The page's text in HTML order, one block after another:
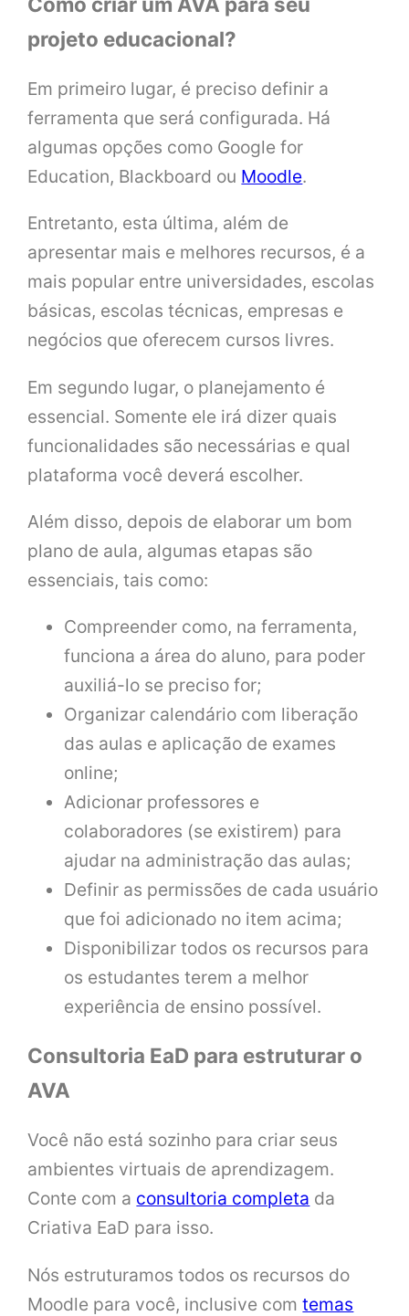
projeto educacional?
Em primeiro lugar, é preciso definir a
ferramenta que será configurada. Há
algumas opções como Google for
Education, Blackboard ou Moodle.
Entretanto, esta última, além de
apresentar mais e melhores recursos, é a
mais popular entre universidades, escolas
básicas, escolas técnicas, empresas e
negócios que oferecem cursos livres.
Em segundo lugar, o planejamento é
essencial. Somente ele irá dizer quais
funcionalidades são necessárias e qual
plataforma você deverá escolher.
Além disso, depois de elaborar um bom
plano de aula, algumas etapas são
essenciais, tais como:
Compreender como, na ferramenta,
funciona a área do aluno, para poder
auxiliá-lo se preciso for;
Organizar calendário com liberação
das aulas e aplicação de exames
online;
Adicionar professores e
colaboradores (se existirem) para
ajudar na administração das aulas;
Definir as permissões de cada usuário
que foi adicionado no item acima;
Disponibilizar todos os recursos para
os estudantes terem a melhor
experiência de ensino possível.
Consultoria EaD para estruturar o
AVA
Você não está sozinho para criar seus
ambientes virtuais de aprendizagem.
Conte com a consultoria completa da
Criativa EaD para isso.
Nós estruturamos todos os recursos do
Moodle para você, inclusive comtemas